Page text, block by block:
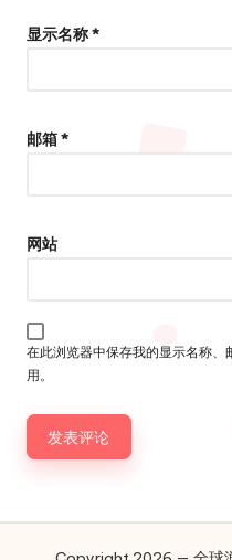
显示名称*
邮箱*
网站
在此浏览器中保存我的显示名称
用。